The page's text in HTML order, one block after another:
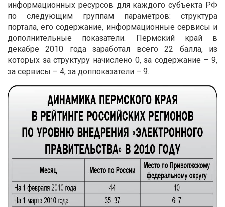
информационных ресурсов для каждого субъекта РФ
по следующим группам параметров: структура
портала, его содержание, информационные сервисы и
дополнительные показатели. Пермский край в
декабре 2010 года заработал всего 22 балла, из
которых за структуру начислено 0, за содержание – 9,
за сервисы – 4, за доппоказатели – 9.